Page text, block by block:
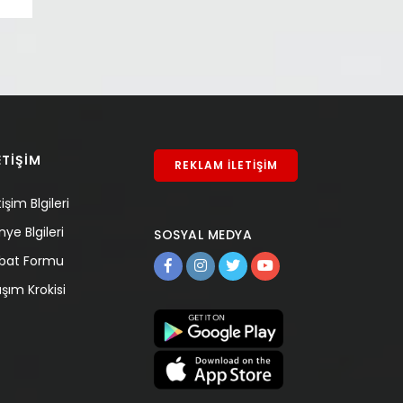
Blgileri
Blgileri
Formu
Krokisi
REKLAM İLETİŞİM
SOSYAL MEDYA